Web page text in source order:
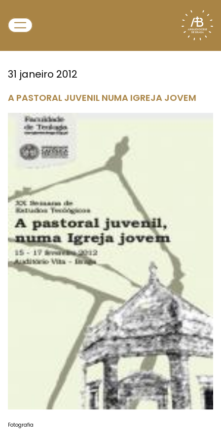
31 janeiro 2012
A PASTORAL JUVENIL NUMA IGREJA JOVEM
Fotografia